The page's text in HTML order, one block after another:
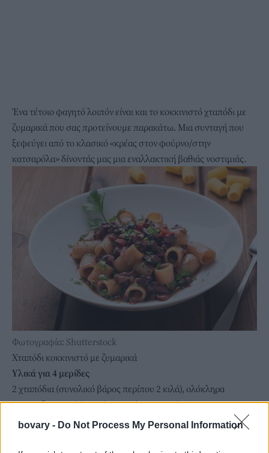
bovary - Do Not Process My Personal Information
Ένα τέτοιο φαγητό λοιπόν είναι και το κοκκινιστό χταπόδι με
ζυμαρικά που σας προτείνουμε παρακάτω. Μια συνταγή που
ξεφεύγει από το κλασικό «κρέας στον φούρνο/στην
κατσαρόλα» δίνοντάς μας μια εναλλακτική βαθιάς νοστιμιάς.
Φωτογραφία: Shutterstock
Χταπόδι κοκκινιστό με ζυμαρικά
Υλικά για 4 μερίδες
2 χταπόδια (συνολικό βάρος περίπου 2 κιλά), ολόκληρα
500 γρ. ζυμαρικά (κοφτό μακαρόνι, ριγκατόνι)
1 φύλλο δάφνης